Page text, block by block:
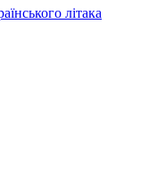
літака